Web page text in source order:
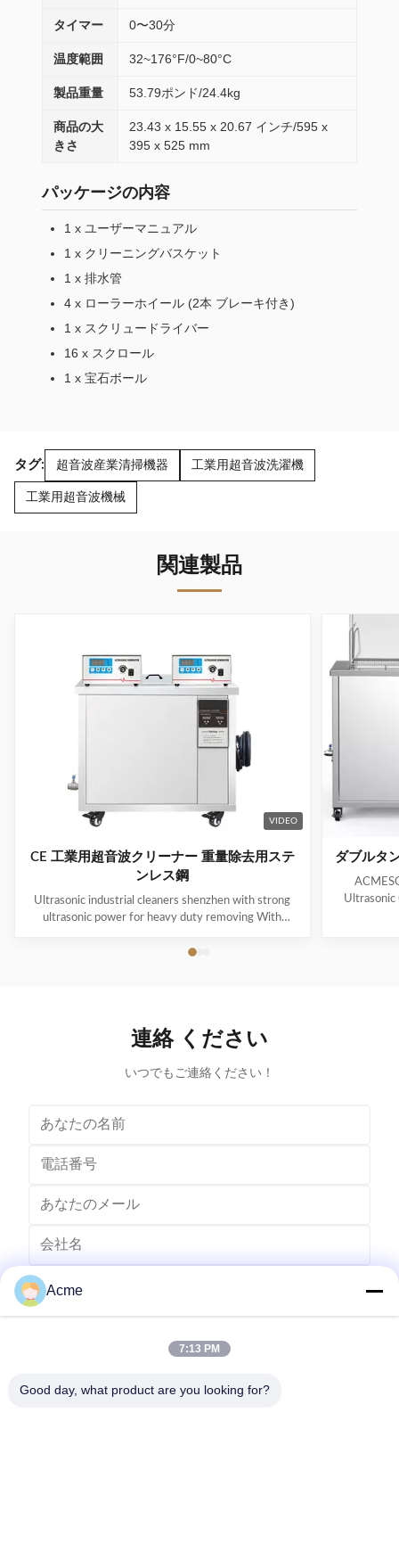
タイマー 0〜30分
温度範囲 32~176°F/0~80°C
製品重量 53.79ポンド/24.4kg
商品の大
きさ
23.43 x 15.55 x 20.67 インチ/595 x
395 x 525 mm
パッケージの内容
1 x ユーザーマニュアル
1 x クリーニングバスケット
1 x 排水管
4 x ローラーホイール (2本 ブレーキ付き)
1 x スクリュードライバー
16 x スクロール
1 x 宝石ボール
タグ: 超音波産業清掃機器 工業用超音波洗濯機
工業用超音波機械
関連製品
VIDEO
CE 工業用超音波クリーナー 重量除去用ステ
ンレス鋼
Ultrasonic industrial cleaners shenzhen with strong
ultrasonic power for heavy duty removing With
widely used in engine block, engine parts cleaning,
ultrasonic cleaning of engine parts,
block,Semiconductor wafer,
ダブルタ
Ultrasonic
連絡 ください
いつでもご連絡ください！
送りなさい
Acme
7:13 PM
Good day, what product are you looking for?